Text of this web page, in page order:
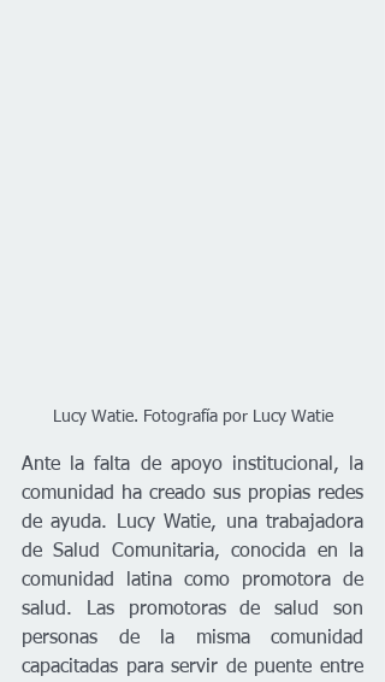
Lucy Watie. Fotografía por Lucy Watie
Ante la falta de apoyo institucional, la
comunidad ha creado sus propias redes
de ayuda. Lucy Watie, una trabajadora
de Salud Comunitaria, conocida en la
comunidad latina como promotora de
salud. Las promotoras de salud son
personas de la misma comunidad
capacitadas para servir de puente entre